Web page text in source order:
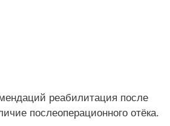
реабилитация после
послеоперационного отёка.